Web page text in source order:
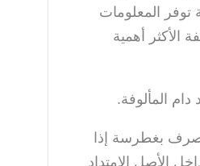
توفر المعلومات
الأكثر أهمية
المألوفة.
بغطرسة إذا
الأصل الامتداد